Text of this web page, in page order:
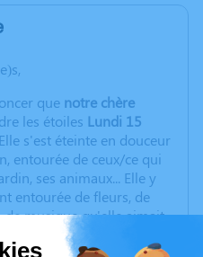
que notre chère
les étoiles Lundi 15
s'est éteinte en douceur
entourée de ceux/ce qui
ses animaux... Elle y
entourée de fleurs, de
de musique qu'elle aimait.